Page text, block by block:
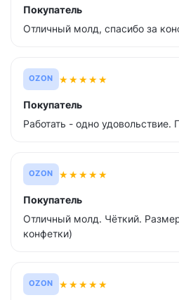
Покупатель
Отличный молд, спасибо за
OZON ★★★★★
Покупатель
Работать - одно удовольствие.
OZON ★★★★★
Покупатель
Отличный молд. Чёткий.
конфетки)
OZON ★★★★★